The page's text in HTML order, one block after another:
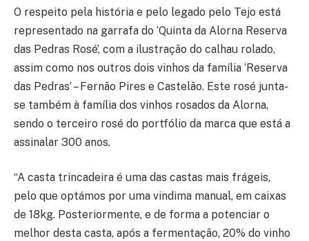
O respeito pela história e pelo legado pelo Tejo está
representado na garrafa do ‘Quinta da Alorna Reserva
das Pedras Rosé’, com a ilustração do calhau rolado,
assim como nos outros dois vinhos da família ‘Reserva
das Pedras’ – Fernão Pires e Castelão. Este rosé junta-
se também à família dos vinhos rosados da Alorna,
sendo o terceiro rosé do portfólio da marca que está a
assinalar 300 anos.
“A casta trincadeira é uma das castas mais frágeis,
pelo que optámos por uma vindima manual, em caixas
de 18kg. Posteriormente, e de forma a potenciar o
melhor desta casta, após a fermentação, 20% do vinho